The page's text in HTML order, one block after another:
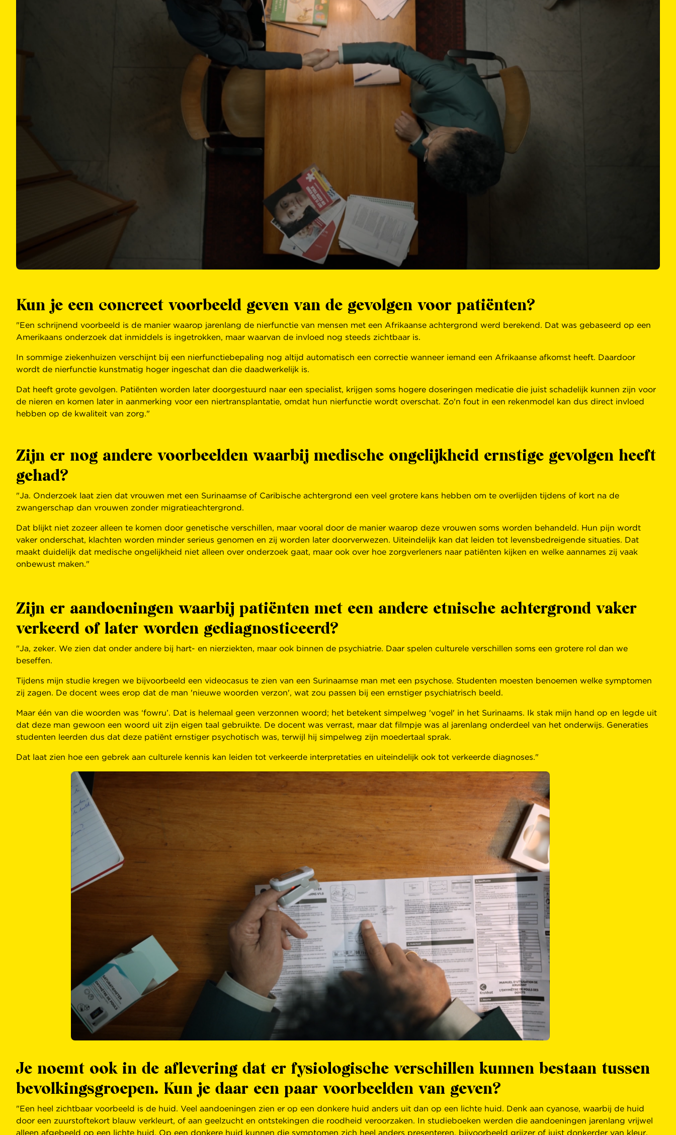
Kun je een concreet voorbeeld geven van de gevolgen voor patiënten?
"Een schrijnend voorbeeld is de manier waarop jarenlang de nierfunctie van mensen met een Afrikaanse achtergrond werd berekend. Dat was gebaseerd op een
Amerikaans onderzoek dat inmiddels is ingetrokken, maar waarvan de invloed nog steeds zichtbaar is.
In sommige ziekenhuizen verschijnt bij een nierfunctiebepaling nog altijd automatisch een correctie wanneer iemand een Afrikaanse afkomst heeft. Daardoor
wordt de nierfunctie kunstmatig hoger ingeschat dan die daadwerkelijk is.
Dat heeft grote gevolgen. Patiënten worden later doorgestuurd naar een specialist, krijgen soms hogere doseringen medicatie die juist schadelijk kunnen zijn voor
de nieren en komen later in aanmerking voor een niertransplantatie, omdat hun nierfunctie wordt overschat. Zo'n fout in een rekenmodel kan dus direct invloed
hebben op de kwaliteit van zorg."
Zijn er nog andere voorbeelden waarbij medische ongelijkheid ernstige gevolgen heeft
gehad?
"Ja. Onderzoek laat zien dat vrouwen met een Surinaamse of Caribische achtergrond een veel grotere kans hebben om te overlijden tijdens of kort na de
zwangerschap dan vrouwen zonder migratieachtergrond.
Dat blijkt niet zozeer alleen te komen door genetische verschillen, maar vooral door de manier waarop deze vrouwen soms worden behandeld. Hun pijn wordt
vaker onderschat, klachten worden minder serieus genomen en zij worden later doorverwezen. Uiteindelijk kan dat leiden tot levensbedreigende situaties. Dat
maakt duidelijk dat medische ongelijkheid niet alleen over onderzoek gaat, maar ook over hoe zorgverleners naar patiënten kijken en welke aannames zij vaak
onbewust maken."
Zijn er aandoeningen waarbij patiënten met een andere etnische achtergrond vaker
verkeerd of later worden gediagnosticeerd?
"Ja, zeker. We zien dat onder andere bij hart- en nierziekten, maar ook binnen de psychiatrie. Daar spelen culturele verschillen soms een grotere rol dan we
beseffen.
Tijdens mijn studie kregen we bijvoorbeeld een videocasus te zien van een Surinaamse man met een psychose. Studenten moesten benoemen welke symptomen
zij zagen. De docent wees erop dat de man 'nieuwe woorden verzon', wat zou passen bij een ernstiger psychiatrisch beeld.
Maar één van die woorden was ‘fowru’. Dat is helemaal geen verzonnen woord; het betekent simpelweg 'vogel' in het Surinaams. Ik stak mijn hand op en legde uit
dat deze man gewoon een woord uit zijn eigen taal gebruikte. De docent was verrast, maar dat filmpje was al jarenlang onderdeel van het onderwijs. Generaties
studenten leerden dus dat deze patiënt ernstiger psychotisch was, terwijl hij simpelweg zijn moedertaal sprak.
Dat laat zien hoe een gebrek aan culturele kennis kan leiden tot verkeerde interpretaties en uiteindelijk ook tot verkeerde diagnoses."
Je noemt ook in de aflevering dat er fysiologische verschillen kunnen bestaan tussen
bevolkingsgroepen. Kun je daar een paar voorbeelden van geven?
"Een heel zichtbaar voorbeeld is de huid. Veel aandoeningen zien er op een donkere huid anders uit dan op een lichte huid. Denk aan cyanose, waarbij de huid
door een zuurstoftekort blauw verkleurt, of aan geelzucht en ontstekingen die roodheid veroorzaken. In studieboeken werden die aandoeningen jarenlang vrijwel
alleen afgebeeld op een lichte huid. Op een donkere huid kunnen die symptomen zich heel anders presenteren, bijvoorbeeld grijzer of juist donkerder van kleur.